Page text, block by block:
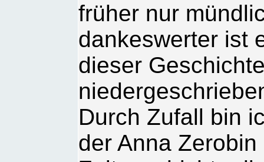
früher nur
dankeswerter ist
dieser
Durch Zufall bin
der Anna